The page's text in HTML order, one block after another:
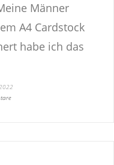
Männer
A4 Cardstock
habe ich das